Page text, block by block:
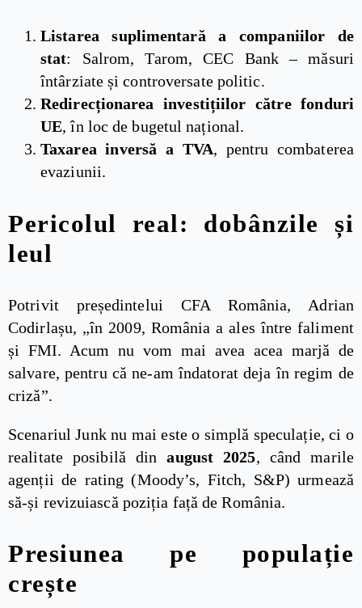
Listarea suplimentară a companiilor de
stat: Salrom, Tarom, CEC Bank – măsuri
întârziate și controversate politic.
Redirecționarea investițiilor către fonduri
UE, în loc de bugetul național.
Taxarea inversă a TVA, pentru combaterea
evaziunii.
Pericolul real: dobânzile și
leul
Potrivit președintelui CFA România, Adrian
Codirlașu, „în 2009, România a ales între faliment
și FMI. Acum nu vom mai avea acea marjă de
salvare, pentru că ne-am îndatorat deja în regim de
criză”.
Scenariul Junk nu mai este o simplă speculație, ci o
realitate posibilă dinaugust 2025, când marile
agenții de rating (Moody’s, Fitch, S&P) urmează
să-și revizuiască poziția față de România.
Presiunea pe populație
crește